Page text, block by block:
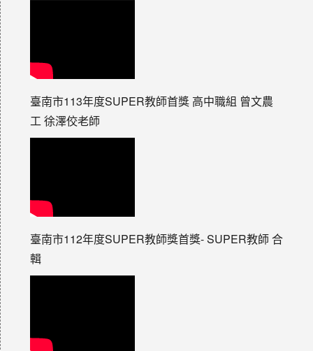
臺南市113年度SUPER教師首獎 高中職組 曾文農
工 徐澤佼老師
臺南市112年度SUPER教師獎首獎- SUPER教師 合
輯